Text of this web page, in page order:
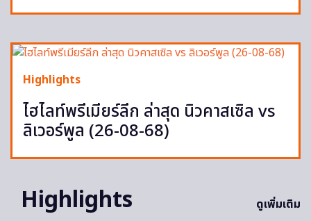
Highlights
ไฮไลท์พรีเมียร์ลีก ล่าสุด นิวคาสเซิล vs
ลิเวอร์พูล (26-08-68)
Highlights ดูเพิ่มเติม